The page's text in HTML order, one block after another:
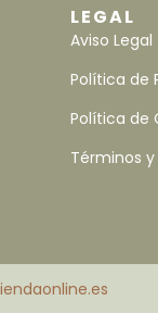
LEGAL
Aviso Legal
Política de
Política de
Términos